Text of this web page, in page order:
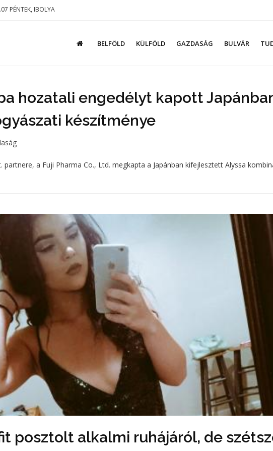
PÉNTEK, IBOLYA
BELFÖLD KÜLFÖLD GAZDASÁG BULVÁR
hozatali engedélyt kapott
készítménye
partnere, a Fuji Pharma Co., Ltd. megkapta a Japánban kifejlesztett Alyssa
posztolt alkalmi ruhájáról, de